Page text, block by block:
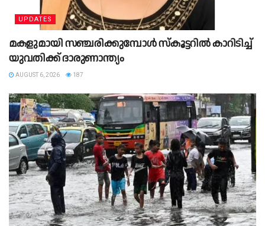
UPDATES
മ​ക​ളു​മാ​യി സ​ഞ്ച​രി​ക്കു​മ്പോ​ള്‍ സ്‌​കൂ​ട്ട​റി​ല്‍ കാ​റി​ടി​ച്ച്
യു​വ​തി​ക്ക് ദാ​രു​ണാ​ന്ത്യം
AUGUST 6, 2026 187